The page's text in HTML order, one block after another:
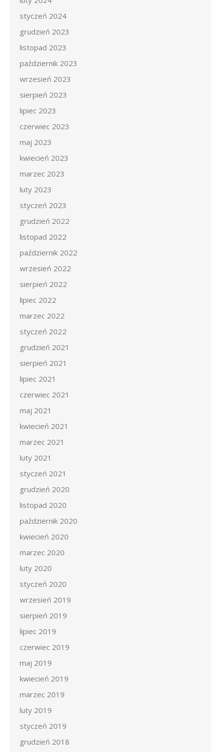
styczeń 2024
grudzień 2023
listopad 2023
październik 2023
wrzesień 2023
sierpień 2023
lipiec 2023
czerwiec 2023
maj 2023
kwiecień 2023
marzec 2023
luty 2023
styczeń 2023
grudzień 2022
listopad 2022
październik 2022
wrzesień 2022
sierpień 2022
lipiec 2022
marzec 2022
styczeń 2022
grudzień 2021
sierpień 2021
lipiec 2021
czerwiec 2021
maj 2021
kwiecień 2021
marzec 2021
luty 2021
styczeń 2021
grudzień 2020
listopad 2020
październik 2020
kwiecień 2020
marzec 2020
luty 2020
styczeń 2020
wrzesień 2019
sierpień 2019
lipiec 2019
czerwiec 2019
maj 2019
kwiecień 2019
marzec 2019
luty 2019
styczeń 2019
grudzień 2018